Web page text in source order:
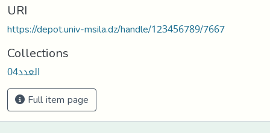
URI
https://depot.univ-msila.dz/handle/123456789/7667
Collections
العدد04
Full item page